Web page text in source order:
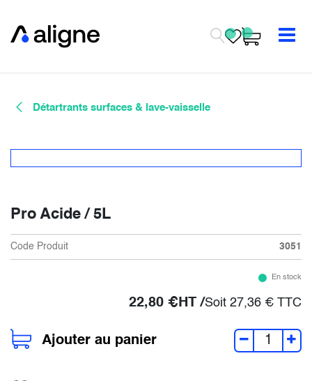
Détartrants surfaces & lave-vaisselle
Pro Acide / 5L
Code Produit 3051
En stock
22,80 €HT /Soit 27,36 € TTC
Ajouter au panier